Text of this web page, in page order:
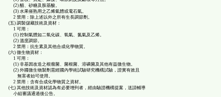
(2) 醋、砂糖及胺基酸。
(3) 水果催熟用之乙烯氣體或電石氣。
2 禁用：除上述以外之所有生長調節劑。
(五) 調製儲藏技術及資材：
1 可用：
(1) 控制氣體如二氧化碳、氧氣、氮氣及乙烯。
(2) 溫度調節。
2 禁用：抗生素及其他合成化學物質。
(六) 微生物資材：
1 可用：
(1) 非基因改造之根瘤菌、菌根菌、溶磷菌及其他有益微生物。
(2) 外國微生物製劑需經國內學術試驗研究機構試驗，證實有效且
無害者始可使用。
2 禁用：含有合成化學物質之資材。
(七) 其他技術及資材認為有必要增列者，經由驗證機構提案，送請輔導
小組審議通過後公告。